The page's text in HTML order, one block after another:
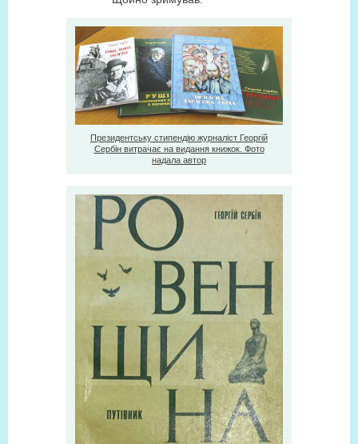
Президентську стипендію журналіст Георгій
Сербін витрачає на видання книжок. Фото
надала автор